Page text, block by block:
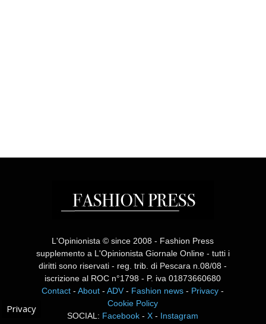
L'Opinionista © since 2008 - Fashion Press
supplemento a L'Opinionista Giornale Online - tutti i
diritti sono riservati - reg. trib. di Pescara n.08/08 -
iscrizione al ROC n°1798 - P. iva 01873660680
Contact -About -ADV - Fashion news - Privacy -
Cookie Policy
SOCIAL: Facebook -X - Instagram
Privacy